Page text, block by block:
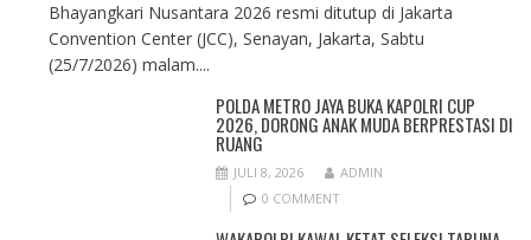
Bhayangkari Nusantara 2026 resmi ditutup di Jakarta
Convention Center (JCC), Senayan, Jakarta, Sabtu
(25/7/2026) malam....
POLDA METRO JAYA BUKA KAPOLRI CUP
2026, DORONG ANAK MUDA BERPRESTASI DI
RUANG
JULI 8, 2026
ADMIN
0 COMMENT